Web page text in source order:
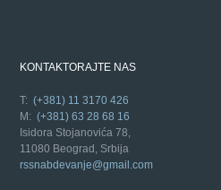
KONTAKTORAJTE NAS
T:(+381) 11 3170 426
M:(+381) 63 28 68 16
Isidora Stojanovića 78,
11080 Beograd, Srbija
rssnabdevanje@gmail.com